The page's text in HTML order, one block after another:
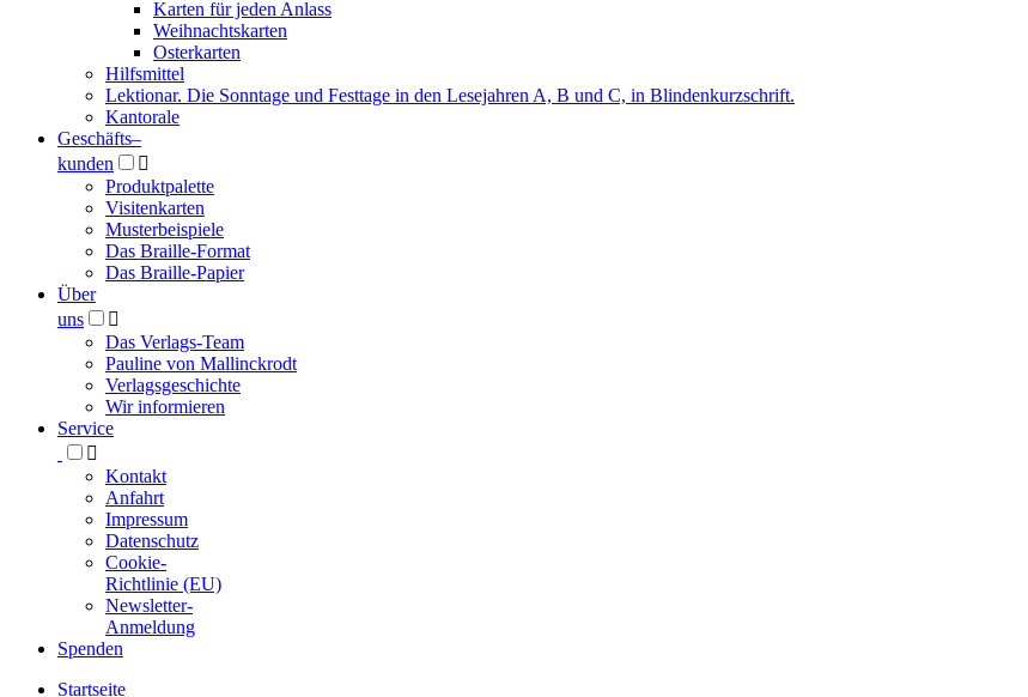
Karten für jeden Anlass
Weihnachtskarten
Osterkarten
Hilfsmittel
Lektionar. Die Sonntage und Festtage in den Lesejahren A, B und C, in Blindenkurzschrift.
Kantorale
Geschäfts­–
kunden

Produktpalette
Visitenkarten
Musterbeispiele
Das Braille-Format
Das Braille-Papier
Über
uns

Das Verlags-Team
Pauline von Mallinckrodt
Verlagsgeschichte
Wir informieren
Service

Kontakt
Anfahrt
Impressum
Datenschutz
Cookie-
Richtlinie (EU)
Newsletter-
Anmeldung
Spenden
Startseite